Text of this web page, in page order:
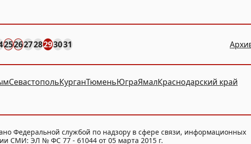
25262728293031
СевастопольКурганТюменьЮграЯмалКраснодарский край
Федеральной службой по надзору в сфере связи, информационных
СМИ: ЭЛ № ФС 77 - 61044 от 05 марта 2015 г.